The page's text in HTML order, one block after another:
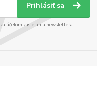
Prihlásiť sa
za účelom zasielania newslettera.